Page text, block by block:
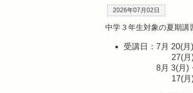
2026年07月02日
中学３年生対象の夏期講
受講日：7月 20(
27(
8月 3(月)
17(